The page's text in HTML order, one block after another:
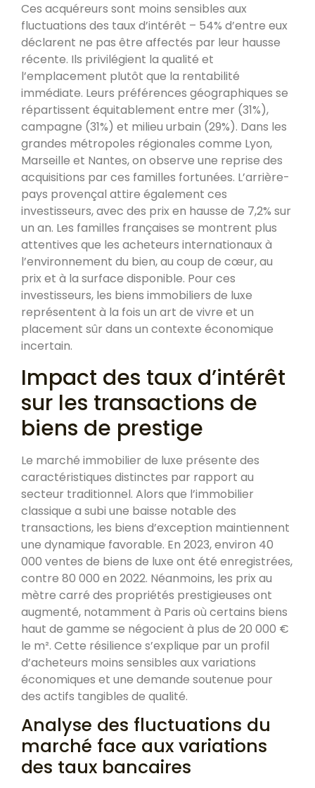
Ces acquéreurs sont moins sensibles aux
fluctuations des taux d’intérêt – 54% d’entre eux
déclarent ne pas être affectés par leur hausse
récente. Ils privilégient la qualité et
l’emplacement plutôt que la rentabilité
immédiate. Leurs préférences géographiques se
répartissent équitablement entre mer (31%),
campagne (31%) et milieu urbain (29%). Dans les
grandes métropoles régionales comme Lyon,
Marseille et Nantes, on observe une reprise des
acquisitions par ces familles fortunées. L’arrière-
pays provençal attire également ces
investisseurs, avec des prix en hausse de 7,2% sur
un an. Les familles françaises se montrent plus
attentives que les acheteurs internationaux à
l’environnement du bien, au coup de cœur, au
prix et à la surface disponible. Pour ces
investisseurs, les biens immobiliers de luxe
représentent à la fois un art de vivre et un
placement sûr dans un contexte économique
incertain.
Impact des taux d’intérêt
sur les transactions de
biens de prestige
Le marché immobilier de luxe présente des
caractéristiques distinctes par rapport au
secteur traditionnel. Alors que l’immobilier
classique a subi une baisse notable des
transactions, les biens d’exception maintiennent
une dynamique favorable. En 2023, environ 40
000 ventes de biens de luxe ont été enregistrées,
contre 80 000 en 2022. Néanmoins, les prix au
mètre carré des propriétés prestigieuses ont
augmenté, notamment à Paris où certains biens
haut de gamme se négocient à plus de 20 000 €
le m². Cette résilience s’explique par un profil
d’acheteurs moins sensibles aux variations
économiques et une demande soutenue pour
des actifs tangibles de qualité.
Analyse des fluctuations du
marché face aux variations
des taux bancaires